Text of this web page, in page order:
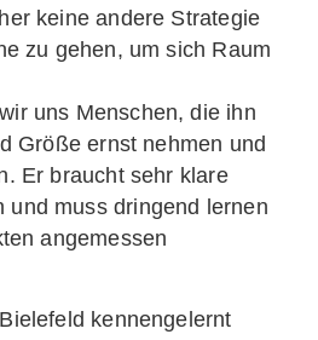
keine andere Strategie
zu gehen, um sich Raum
uns Menschen, die ihn
Größe ernst nehmen und
Er braucht sehr klare
und muss dringend lernen
angemessen
kennengelernt